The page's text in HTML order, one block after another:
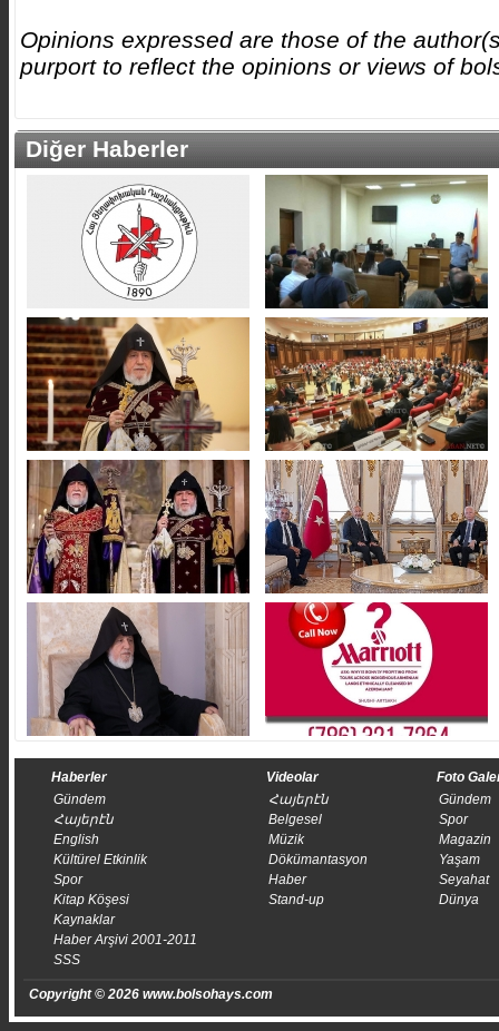
Opinions expressed are those of the
purport to reflect the opinions or views of
Diğer Haberler
Haberler
Gündem
Հայերէն
English
Kültürel Etkinlik
Spor
Kitap Köşesi
Kaynaklar
Haber Arşivi 2001-2011
SSS
Videolar
Հայերէն
Belgesel
Müzik
Dökümantasyon
Haber
Stand-up
Foto
Gündem
Spor
Magazin
Yaşam
Seyahat
Dünya
Copyright © 2026 www.bolsohays.com